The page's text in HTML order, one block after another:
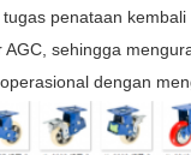
penataan kembali
sehingga
dengan